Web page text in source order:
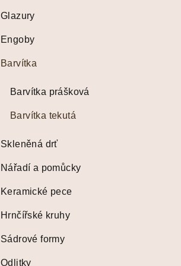
Glazury
Engoby
Barvítka
Barvítka prášková
Barvítka tekutá
Skleněná drť
Nářadí a pomůcky
Keramické pece
Hrnčířské kruhy
Sádrové formy
Odlitky